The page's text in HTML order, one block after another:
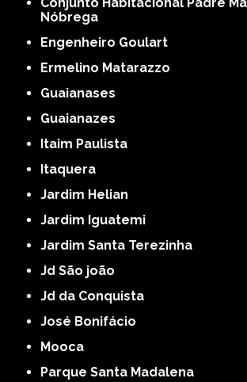
Nóbrega
Engenheiro Goulart
Ermelino Matarazzo
Guaianases
Guaianazes
Itaim Paulista
Itaquera
Jardim Helian
Jardim Iguatemi
Jardim Santa Terezinha
Jd São joão
Jd da Conquista
José Bonifácio
Mooca
Parque Santa Madalena